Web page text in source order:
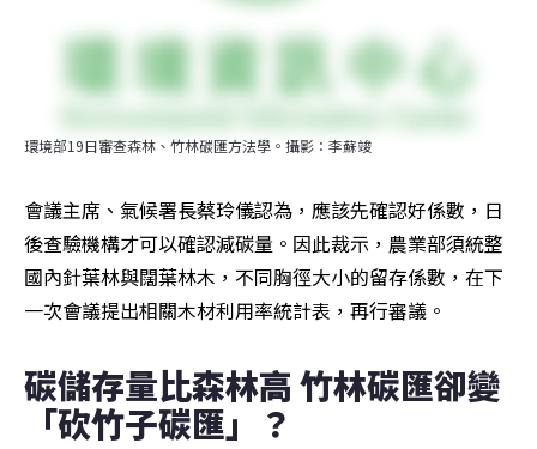
環境部19日審查森林、竹林碳匯方法學。攝影：李蘇竣
會議主席、氣候署長蔡玲儀認為，應該先確認好係數，日
後查驗機構才可以確認減碳量。因此裁示，農業部須統整
國內針葉林與闊葉林木，不同胸徑大小的留存係數，在下
一次會議提出相關木材利用率統計表，再行審議。
碳儲存量比森林高 竹林碳匯卻變
「砍竹子碳匯」？